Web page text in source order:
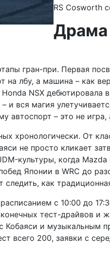
RS Cosworth
Драма
гран-при. Первая
на лбу, а машина – как
NSX дебютировала
и вся магия
автоспорт – это не
хронологически. От
не просто кликает
культуры, когда
Японии в WRC до
как
с 10:00 до
тест-драйвов и
Кобаяси и
всего 200, заявки с